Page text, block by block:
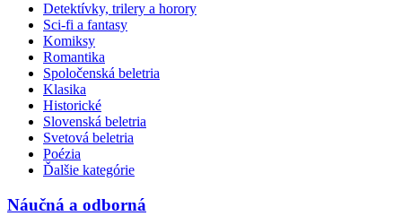
Detektívky, trilery a horory
Sci-fi a fantasy
Komiksy
Romantika
Spoločenská beletria
Klasika
Historické
Slovenská beletria
Svetová beletria
Poézia
Ďalšie kategórie
Náučná a odborná